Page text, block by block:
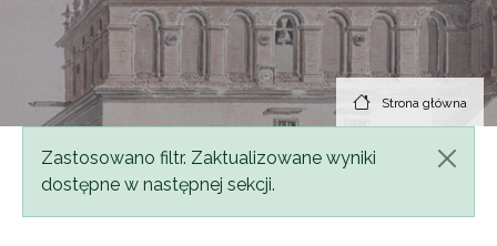
Strona główna
Komunikat
Zastosowano filtr. Zaktualizowane wyniki
dostępne w następnej sekcji.